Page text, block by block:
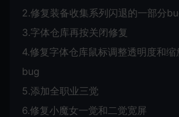
2.修复装备收集系列闪退的一部分
3.字体仓库再按关闭修复
4.修复字体仓库鼠标调整透明度和
bug
5.添加全职业三觉
6.修复小魔女一觉和二觉宽屏